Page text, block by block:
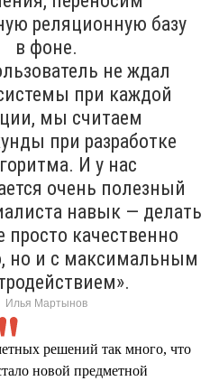
реляционную базу
в фоне.
не ждал
при каждой
мы считаем
при разработке
И у нас
очень полезный
навык — делать
просто качественно
но и с максимальным
Илья Мартынов
решений так много, что
новой предметной